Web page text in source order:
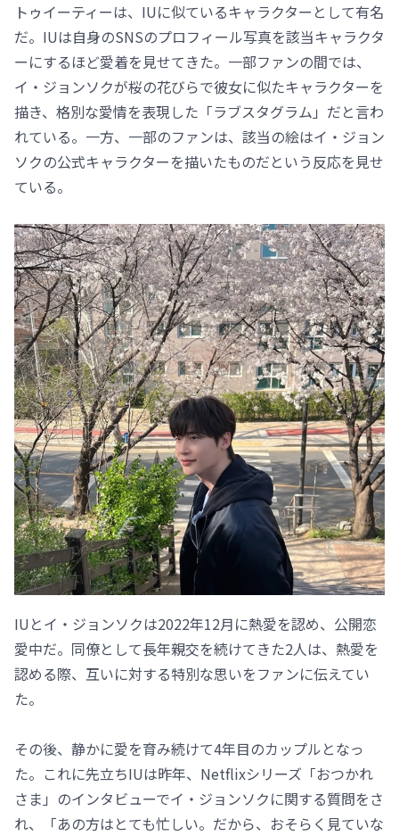
トゥイーティーは、IUに似ているキャラクターとして有名
だ。IUは自身のSNSのプロフィール写真を該当キャラクタ
ーにするほど愛着を見せてきた。一部ファンの間では、
イ・ジョンソクが桜の花びらで彼女に似たキャラクターを
描き、格別な愛情を表現した「ラブスタグラム」だと言わ
れている。一方、一部のファンは、該当の絵はイ・ジョン
ソクの公式キャラクターを描いたものだという反応を見せ
ている。
IUとイ・ジョンソクは2022年12月に熱愛を認め、公開恋
愛中だ。同僚として長年親交を続けてきた2人は、熱愛を
認める際、互いに対する特別な思いをファンに伝えてい
た。
その後、静かに愛を育み続けて4年目のカップルとなっ
た。これに先立ちIUは昨年、Netflixシリーズ「おつかれ
さま」のインタビューでイ・ジョンソクに関する質問をさ
れ、「あの方はとても忙しい。だから、おそらく見ていな